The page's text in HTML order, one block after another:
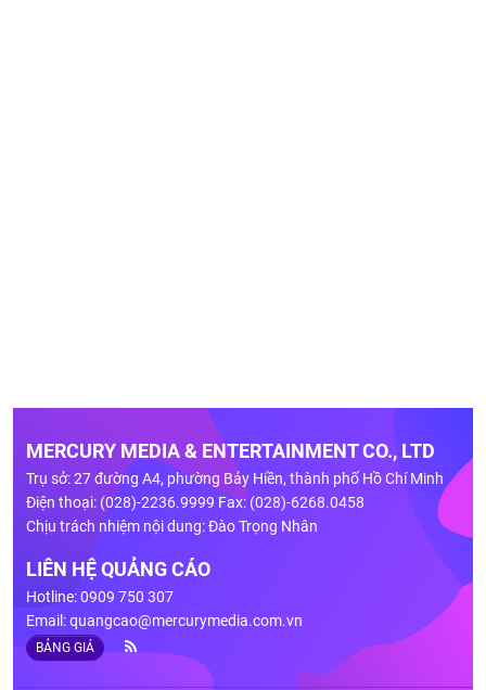
MERCURY MEDIA & ENTERTAINMENT CO., LTD
Trụ sở: 27 đường A4, phường Bảy Hiền, thành phố Hồ Chí Minh
Điện thoại: (028)-2236.9999 Fax: (028)-6268.0458
Chịu trách nhiệm nội dung: Đào Trọng Nhân
LIÊN HỆ QUẢNG CÁO
Hotline: 0909 750 307
Email:quangcao@mercurymedia.com.vn
BẢNG GIÁ